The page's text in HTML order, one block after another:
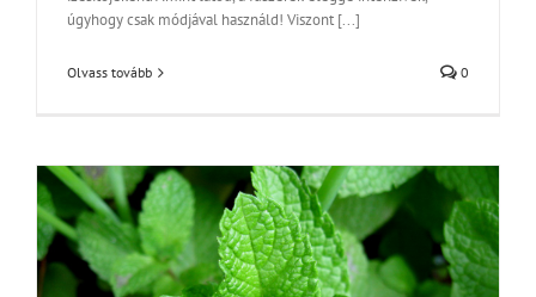
úgyhogy csak módjával használd! Viszont [...]
Olvass tovább 0